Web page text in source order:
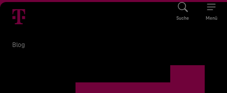
Suche Menü
Blog